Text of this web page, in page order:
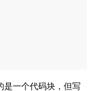
是一个代码块，但写